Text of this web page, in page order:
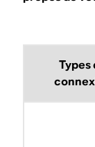
Types